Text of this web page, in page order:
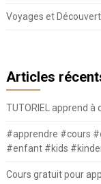
Voyages et
Articles
TUTORIEL apprend à
#apprendre #cours
#enfant #kids
Cours gratuit pour